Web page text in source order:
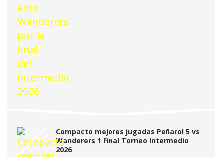
Compacto mejores jugadas Peñarol 5 vs
Wanderers 1 Final Torneo Intermedio
2026